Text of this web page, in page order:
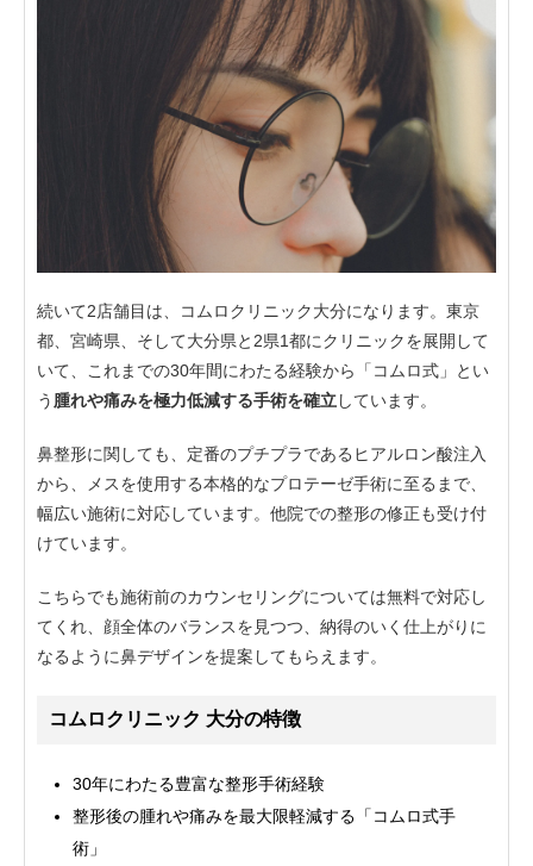
続いて2店舗目は、コムロクリニック大分になります。東京
都、宮崎県、そして大分県と2県1都にクリニックを展開して
いて、これまでの30年間にわたる経験から「コムロ式」とい
う 腫れや痛みを極力低減する手術を確立しています。
鼻整形に関しても、定番のプチプラであるヒアルロン酸注入
から、メスを使用する本格的なプロテーゼ手術に至るまで、
幅広い施術に対応しています。他院での整形の修正も受け付
けています。
こちらでも施術前のカウンセリングについては無料で対応し
てくれ、顔全体のバランスを見つつ、納得のいく仕上がりに
なるように鼻デザインを提案してもらえます。
コムロクリニック 大分の特徴
30年にわたる豊富な整形手術経験
整形後の腫れや痛みを最大限軽減する「コムロ式手
術」